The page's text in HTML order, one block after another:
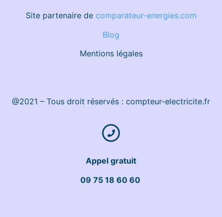
Site partenaire de comparateur-energies.com
Blog
Mentions légales
@2021 – Tous droit réservés : compteur-electricite.fr
Appel gratuit
09 75 18 60 60